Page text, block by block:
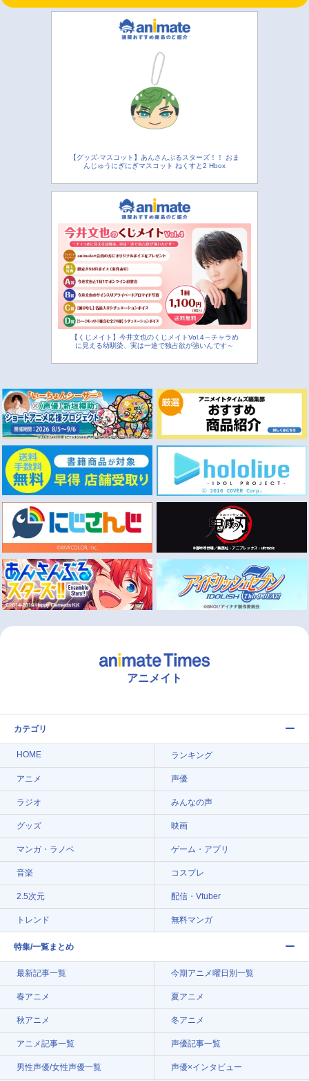
【グッズ-マスコット】あんさんぶるスターズ！！ おま
んじゅうにぎにぎマスコット ねくすと2 Hbox
【くじメイト】今井文也のくじメイトVol.4～チャラめ
に見える幼馴染、実は一途で独占欲が強いんです～
アニメイト
カテゴリ
HOME ランキング
アニメ 声優
ラジオ みんなの声
グッズ 映画
マンガ・ラノベ ゲーム・アプリ
音楽 コスプレ
2.5次元 配信・Vtuber
トレンド 無料マンガ
特集/一覧まとめ
最新記事一覧 今期アニメ曜日別一覧
春アニメ 夏アニメ
秋アニメ 冬アニメ
アニメ記事一覧 声優記事一覧
男性声優/女性声優一覧 声優×インタビュー